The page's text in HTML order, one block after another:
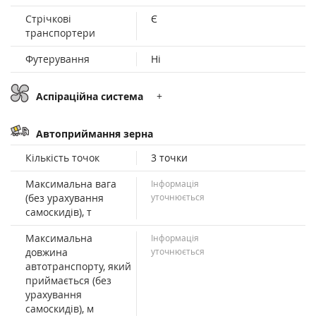
Стрічкові
транспортери
Є
Футерування Ні
Аспіраційна система +
Автоприймання зерна
Кількість точок
3 точки
Максимальна вага
(без урахування
самоскидів), т
Інформація
уточнюється
Максимальна
довжина
автотранспорту, який
приймається (без
урахування
самоскидів), м
Інформація
уточнюється